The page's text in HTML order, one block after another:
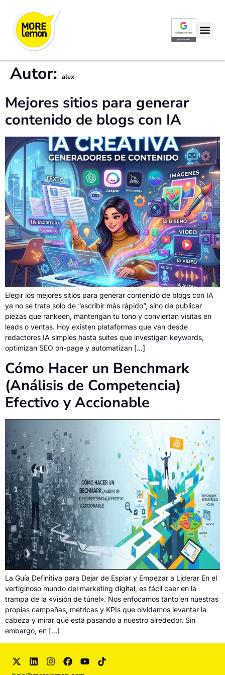
Autor: alex
Mejores sitios para generar
contenido de blogs con IA
Elegir los mejores sitios para generar contenido de blogs con IA
ya no se trata solo de “escribir más rápido”, sino de publicar
piezas que rankeen, mantengan tu tono y conviertan visitas en
leads o ventas. Hoy existen plataformas que van desde
redactores IA simples hasta suites que investigan keywords,
optimizan SEO on-page y automatizan […]
Cómo Hacer un Benchmark
(Análisis de Competencia)
Efectivo y Accionable
La Guía Definitiva para Dejar de Espiar y Empezar a Liderar En el
vertiginoso mundo del marketing digital, es fácil caer en la
trampa de la «visión de túnel». Nos enfocamos tanto en nuestras
propias campañas, métricas y KPIs que olvidamos levantar la
cabeza y mirar qué está pasando a nuestro alrededor. Sin
embargo, en […]